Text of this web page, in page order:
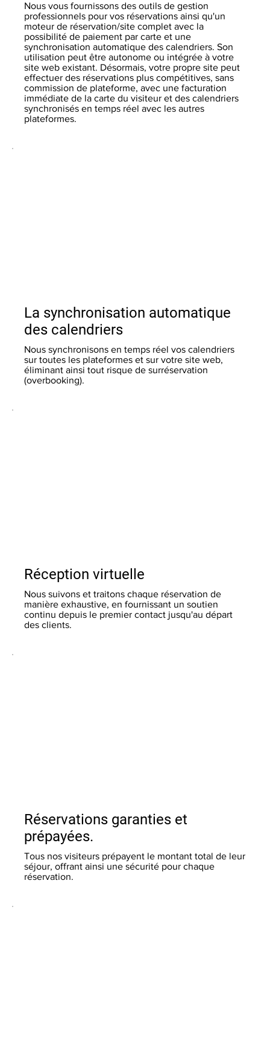
Nous vous fournissons des outils de gestion
professionnels pour vos réservations ainsi qu'un
moteur de réservation/site complet avec la
possibilité de paiement par carte et une
synchronisation automatique des calendriers. Son
utilisation peut être autonome ou intégrée à votre
site web existant. Désormais, votre propre site peut
effectuer des réservations plus compétitives, sans
commission de plateforme, avec une facturation
immédiate de la carte du visiteur et des calendriers
synchronisés en temps réel avec les autres
plateformes.
Nous synchronisons en temps réel vos calendriers
sur toutes les plateformes et sur votre site web,
éliminant ainsi tout risque de surréservation
(overbooking).
La synchronisation automatique
des calendriers
Nous suivons et traitons chaque réservation de
manière exhaustive, en fournissant un soutien
continu depuis le premier contact jusqu'au départ
des clients.
Réception virtuelle
Tous nos visiteurs prépayent le montant total de leur
séjour, offrant ainsi une sécurité pour chaque
réservation.
Réservations garanties et
prépayées.